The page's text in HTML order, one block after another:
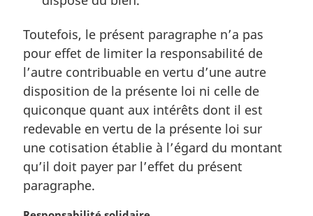
Toutefois, le présent paragraphe n’a pas
pour effet de limiter la responsabilité de
l’autre contribuable en vertu d’une autre
disposition de la présente loi ni celle de
quiconque quant aux intérêts dont il est
redevable en vertu de la présente loi sur
une cotisation établie à l’égard du montant
qu’il doit payer par l’effet du présent
paragraphe.